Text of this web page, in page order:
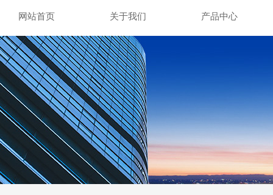
网站首页 关于我们 产品中心